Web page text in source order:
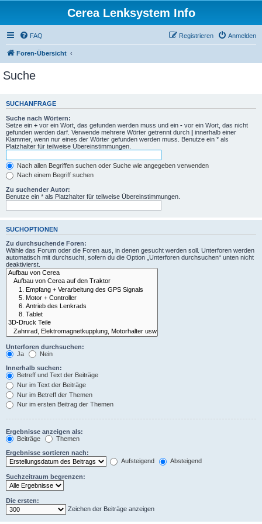
Cerea Lenksystem Info
FAQ Anmelden
Registrieren
Foren-Übersicht
Suche
SUCHANFRAGE
Suche nach Wörtern:
Setze ein + vor ein Wort, das gefunden werden muss und ein - vor ein Wort, das nicht
gefunden werden darf. Verwende mehrere Wörter getrennt durch | innerhalb einer
Klammer, wenn nur eines der Wörter gefunden werden muss. Benutze ein * als
Platzhalter für teilweise Übereinstimmungen.
Nach allen Begriffen suchen oder Suche wie angegeben verwenden
Nach einem Begriff suchen
Zu suchender Autor:
Benutze ein * als Platzhalter für teilweise Übereinstimmungen.
SUCHOPTIONEN
Zu durchsuchende Foren:
Wähle das Forum oder die Foren aus, in denen gesucht werden soll. Unterforen werden
automatisch mit durchsucht, sofern du die Option „Unterforen durchsuchen“ unten nicht
deaktivierst.
Unterforen durchsuchen:
Ja
Nein
Innerhalb suchen:
Betreff und Text der Beiträge
Nur im Text der Beiträge
Nur im Betreff der Themen
Nur im ersten Beitrag der Themen
Ergebnisse anzeigen als:
Beiträge
Themen
Ergebnisse sortieren nach:
Aufsteigend
Absteigend
Suchzeitraum begrenzen:
Die ersten:
Zeichen der Beiträge anzeigen